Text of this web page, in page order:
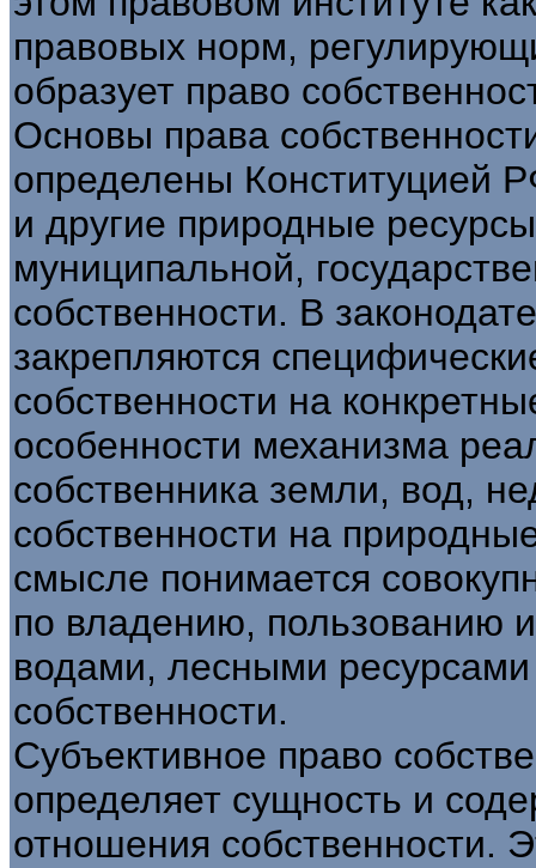
правовых норм,
образует право
Основы права
определены Конституцией
и другие природные
муниципальной,
собственности. В
закрепляются
собственности на
особенности механизма
собственника земли, вод,
собственности на
смысле понимается
по владению, пользованию
водами, лесными
собственности.
Субъективное право
определяет сущность и
отношения собственности.